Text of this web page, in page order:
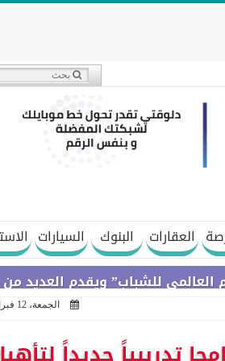
العقارات البنوك السيارات
ويقدم العديد من العروض
الجمعة، 12 فبراير 2021